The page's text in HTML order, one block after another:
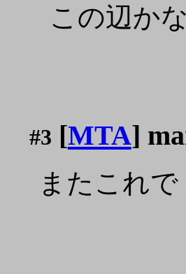
この辺か
#3 [MTA]
またこれ